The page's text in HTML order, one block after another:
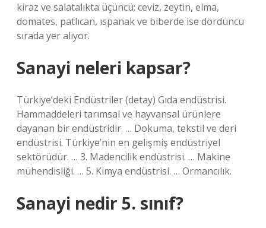
kiraz ve salatalıkta üçüncü; ceviz, zeytin, elma,
domates, patlıcan, ıspanak ve biberde ise dördüncü
sırada yer alıyor.
Sanayi neleri kapsar?
Türkiye’deki Endüstriler (detay) Gıda endüstrisi.
Hammaddeleri tarımsal ve hayvansal ürünlere
dayanan bir endüstridir. … Dokuma, tekstil ve deri
endüstrisi. Türkiye’nin en gelişmiş endüstriyel
sektörüdür. … 3. Madencilik endüstrisi. … Makine
mühendisliği. … 5. Kimya endüstrisi. … Ormancılık.
Sanayi nedir 5. sınıf?